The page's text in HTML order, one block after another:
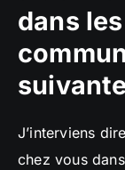
dans les
J’interviens
chez vous dans